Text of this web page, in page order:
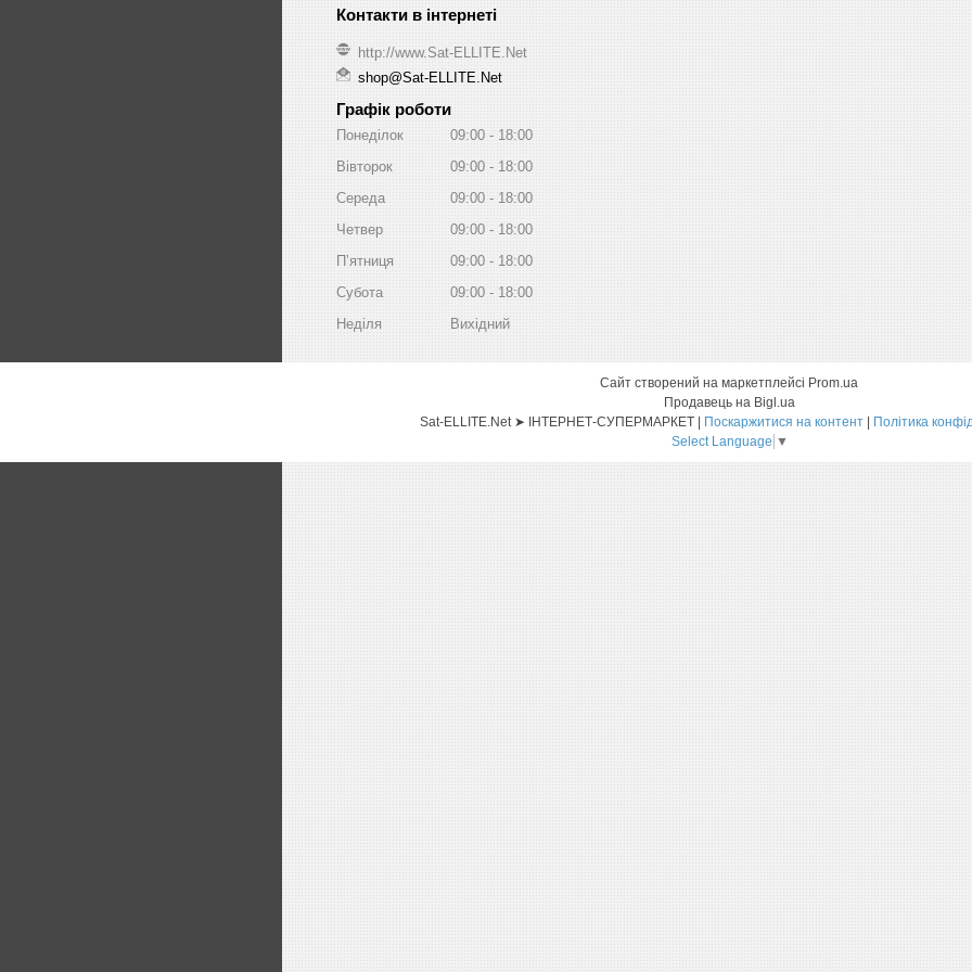
http://www.Sat-ELLITE.Net
shop@Sat-ELLITE.Net
Графік роботи
Понеділок 09:00
18:00
Вівторок
09:00
18:00
Середа
09:00
18:00
Четвер
09:00
18:00
Пʼятниця
09:00
18:00
Субота
09:00
18:00
Неділя
Вихідний
Сайт створений на маркетплейсі Prom.ua
Продавець на Bigl.ua
Sat-ELLITE.Net ➤ ІНТЕРНЕТ-СУПЕРМАРКЕТ | Поскаржитися на контент | Політика
Select Language ▼